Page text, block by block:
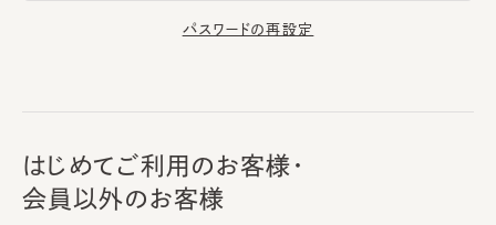
パスワードの再設定
はじめてご利用のお客様・
会員以外のお客様